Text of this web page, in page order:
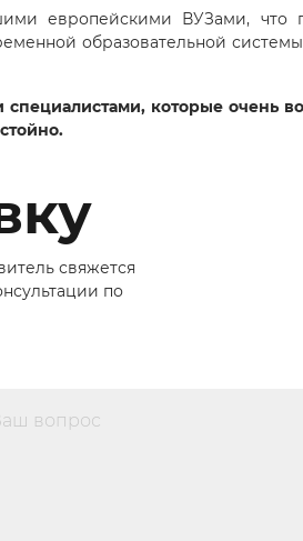
европейскими ВУЗами, что
образовательной
которые очень
свяжется
по